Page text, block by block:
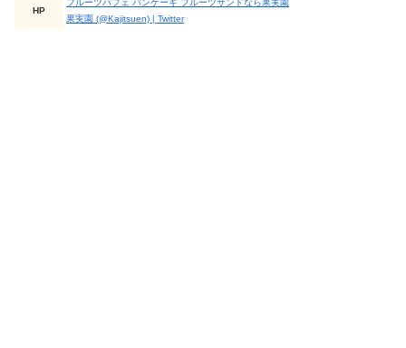
HP
フルーツパフェ パンケーキ フルーツサンドなら果実園
果実園 (@Kajitsuen) | Twitter